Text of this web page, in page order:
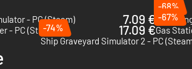
- PC (Steam)
7.09 €
-68%
- PC (Steam)
17.09 €
-67%
Gas
-74%
Ship Graveyard Simulator 2 - PC